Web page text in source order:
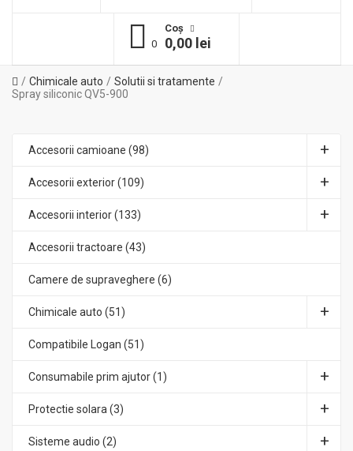
Coş
0
0,00 lei
Chimicale auto
Solutii si tratamente
Spray siliconic QV5-900
Accesorii camioane (98)
Accesorii exterior (109)
Accesorii interior (133)
Accesorii tractoare (43)
Camere de supraveghere (6)
Chimicale auto (51)
Compatibile Logan (51)
Consumabile prim ajutor (1)
Protectie solara (3)
Sisteme audio (2)